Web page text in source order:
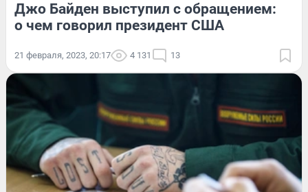
Джо Байден выступил с обращением:
о чем говорил президент США
21 февраля, 2023, 20:17 4 131 13